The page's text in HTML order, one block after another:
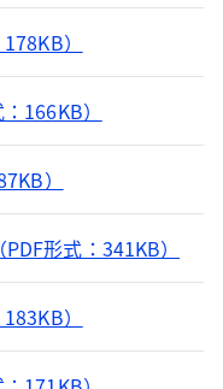
）
166KB）
）
形式：341KB）
）